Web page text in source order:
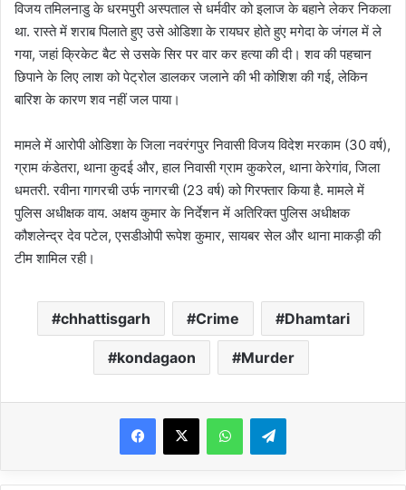
विजय तमिलनाडु के धरमपुरी अस्पताल से धर्मवीर को इलाज के बहाने लेकर निकला
था. रास्ते में शराब पिलाते हुए उसे ओडिशा के रायघर होते हुए मगेदा के जंगल में ले
गया, जहां क्रिकेट बैट से उसके सिर पर वार कर हत्या की दी। शव की पहचान
छिपाने के लिए लाश को पेट्रोल डालकर जलाने की भी कोशिश की गई, लेकिन
बारिश के कारण शव नहीं जल पाया।
मामले में आरोपी ओडिशा के जिला नवरंगपुर निवासी विजय विदेश मरकाम (30 वर्ष),
ग्राम कंडेतरा, थाना कुदई और, हाल निवासी ग्राम कुकरेल, थाना केरेगांव, जिला
धमतरी. रवीना गागरची उर्फ नागरची (23 वर्ष) को गिरफ्तार किया है. मामले में
पुलिस अधीक्षक वाय. अक्षय कुमार के निर्देशन में अतिरिक्त पुलिस अधीक्षक
कौशलेन्द्र देव पटेल, एसडीओपी रूपेश कुमार, सायबर सेल और थाना माकड़ी की
टीम शामिल रही।
chhattisgarh Crime Dhamtari
kondagaon Murder
WhatsAppTelegram